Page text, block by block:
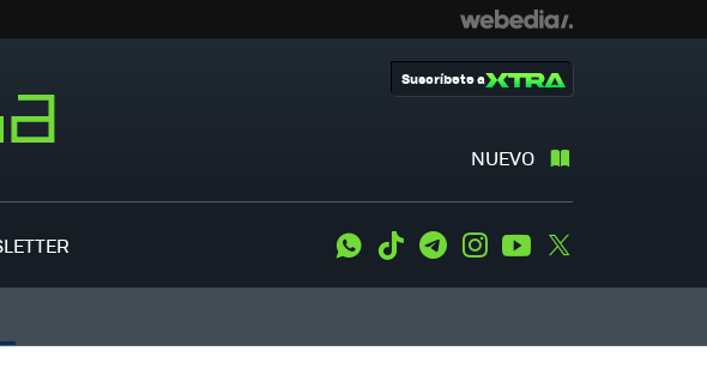
NUEVO
Suscríbete a
WhatsApp
Tiktok TelegramInstagramYoutube